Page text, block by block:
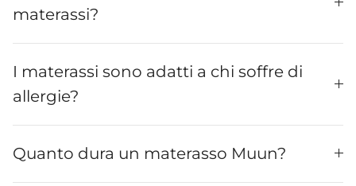
materassi?
I materassi sono adatti a chi soffre di
allergie?
Quanto dura un materasso Muun?